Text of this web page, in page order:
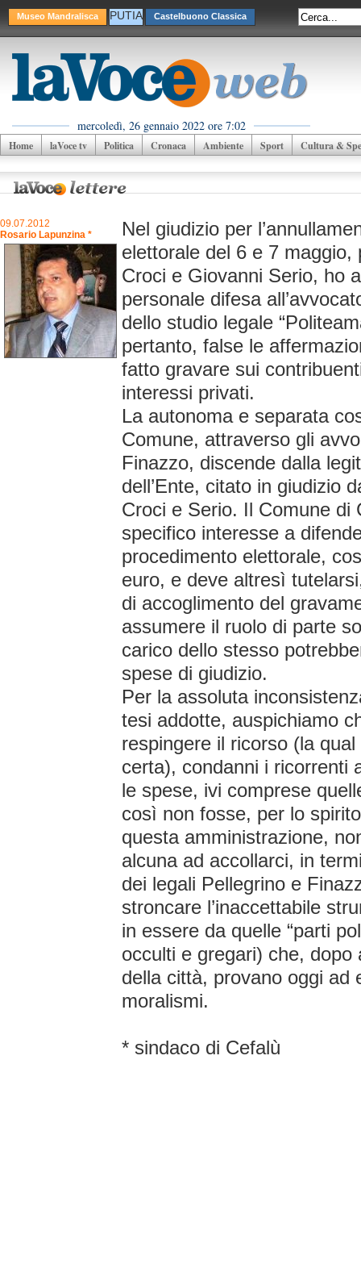
Museo Mandralisca PUTIA Castelbuono Classica
mercoledì, 26 gennaio 2022 ore 7:02
Home laVoce tv Politica Cronaca Ambiente Sport Cultura &
09.07.2012
Rosario Lapunzina *
Nel giudizio per
elettorale del 6 e 7 maggio,
Croci e Giovanni Serio, ho
personale difesa
dello studio legale
pertanto, false le
fatto gravare sui
interessi privati.
La autonoma e separata
Comune, attraverso gli
Finazzo, discende dalla
dell’Ente, citato in giudizio
Croci e Serio. Il Comune di
specifico interesse a
procedimento elettorale,
euro, e deve altresì
di accoglimento del
assumere il ruolo di parte
carico dello stesso
spese di giudizio.
Per la assoluta
tesi addotte, auspichiamo
respingere il ricorso (la
certa), condanni i ricorrenti
le spese, ivi comprese
così non fosse, per lo
questa amministrazione,
alcuna ad accollarci, in
dei legali Pellegrino e
stroncare l’inaccettabile
in essere da quelle “parti
occulti e gregari) che, dopo
della città, provano oggi ad
moralismi.
* sindaco di Cefalù